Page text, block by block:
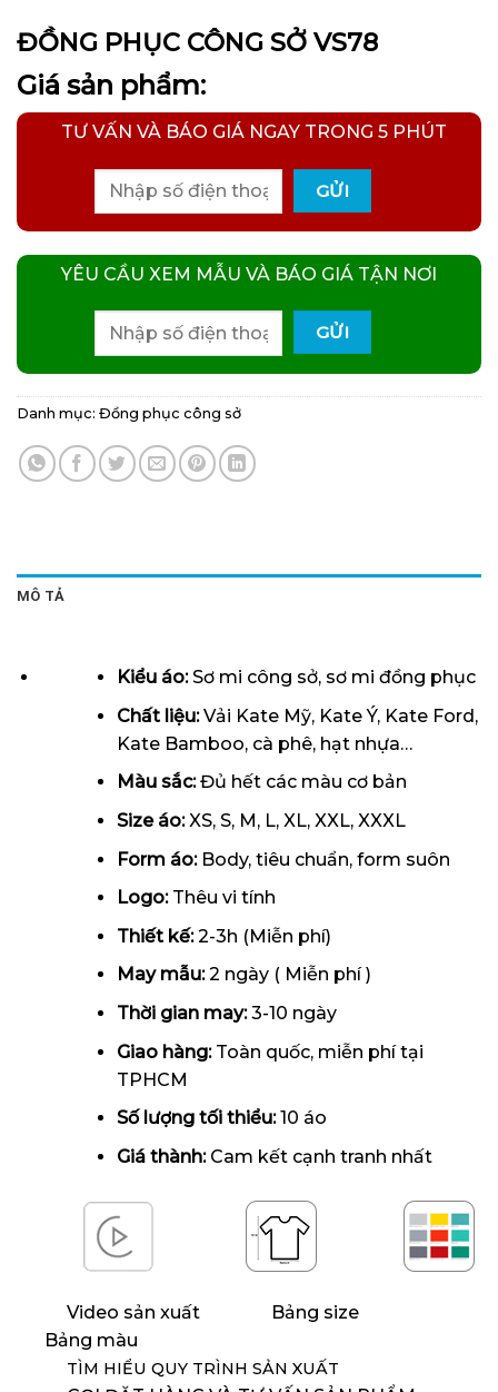
ĐỒNG PHỤC CÔNG SỞ VS78
Giá sản phẩm:
TƯ VẤN VÀ BÁO GIÁ NGAY TRONG 5 PHÚT
YÊU CẦU XEM MẪU VÀ BÁO GIÁ TẬN NƠI
Danh mục: Đồng phục công sở
MÔ TẢ
Kiểu áo:Sơ mi công sở, sơ mi đồng phục
Chất liệu:Vải Kate Mỹ, Kate Ý, Kate Ford,
Kate Bamboo, cà phê, hạt nhựa…
Màu sắc:Đủ hết các màu cơ bản
Size áo:XS, S, M, L, XL, XXL, XXXL
Formáo: Body, tiêu chuẩn, form suôn
Logo: Thêu vi tính
Thiết kế:2-3h (Miễn phí)
May mẫu:2 ngày ( Miễn phí )
Thời gian may: 3-10 ngày
Giao hàng: Toàn quốc, miễn phí tại
TPHCM
Số lượng tối thiểu:10 áo
Giá thành: Cam kết cạnh tranh nhất
Video sản xuất
Bảng size
Bảng màu
TÌM HIỂU QUY TRÌNH SẢN XUẤT